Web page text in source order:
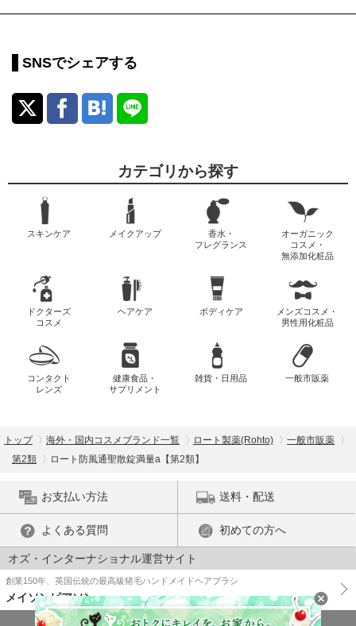
SNSでシェアする
カテゴリから探す
スキンケア メイクアップ
香水・
フレグランス
オーガニック
コスメ・
無添加化粧品
ドクターズ
コスメ
ヘアケア ボディケア
メンズコスメ・
男性用化粧品
コンタクト
レンズ
健康食品・
サプリメント
雑貨・日用品 一般市販薬
トップ 海外・国内コスメブランド一覧 ロート製薬(Rohto)
一般市販薬
第2類
ロート防風通聖散錠満量a【第2類】
お支払い方法 送料・配送
よくある質問 初めての方へ
オズ・インターナショナル運営サイト
創業150年、英国伝統の最高級猪毛ハンドメイドヘアブラシ
メイソンピアソン